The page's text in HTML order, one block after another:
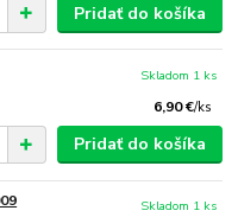
Pridať do košíka
6,90 €/ks
Skladom 1 ks
Pridať do košíka
Skladom 1 ks